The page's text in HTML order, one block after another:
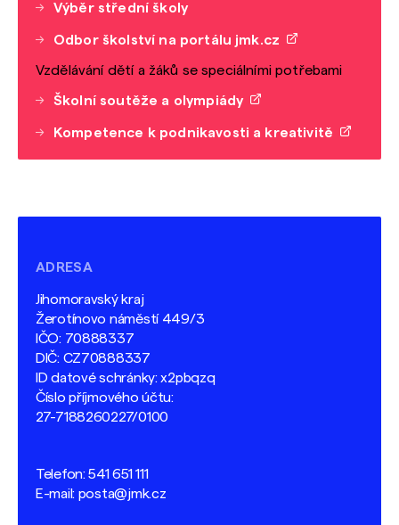
Výběr střední školy
Odbor školství na portálu jmk.cz
Vzdělávání dětí a žáků se speciálními potřebami
Školní soutěže a olympiády
Kompetence k podnikavosti a kreativitě
ADRESA
Jihomoravský kraj
Žerotínovo náměstí 449/3
IČO: 70888337
DIČ: CZ70888337
ID datové schránky: x2pbqzq
Číslo příjmového účtu:
27-7188260227/0100
Telefon:541 651 111
E-mail: posta@jmk.cz